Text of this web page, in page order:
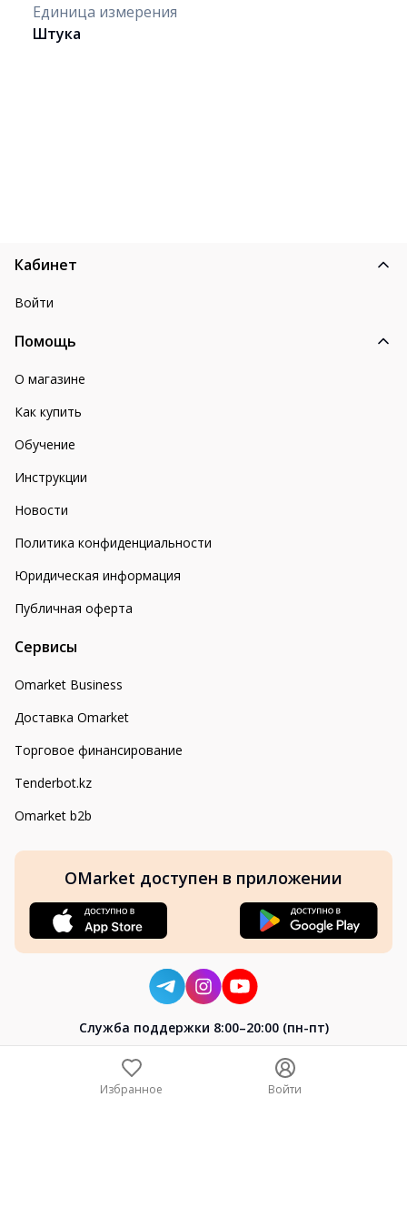
Единица измерения
Штука
Кабинет
Войти
Помощь
О магазине
Как купить
Обучение
Инструкции
Новости
Политика конфиденциальности
Юридическая информация
Публичная оферта
Сервисы
Omarket Business
Доставка Omarket
Торговое финансирование
Tenderbot.kz
Omarket b2b
OMarket доступен в приложении
Cлужба поддержки 8:00–20:00 (пн-пт)
Избранное Войти